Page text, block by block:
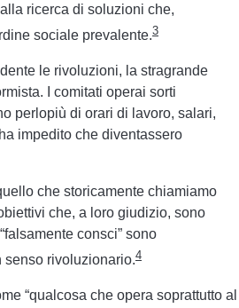
ricerca di soluzioni che,
sociale prevalente.3
le rivoluzioni, la stragrande
I comitati operai sorti
perlopiù di orari di lavoro, salari,
impedito che diventassero
che storicamente chiamiamo
che, a loro giudizio, sono
consci” sono
senso rivoluzionario.4
“qualcosa che opera soprattutto al